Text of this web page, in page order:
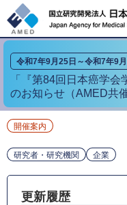
令和7年9月25日～令和7年9
「『第84回日本癌学
のお知らせ（AMED共
開催案内
研究者・研究機関 企業
更新履歴